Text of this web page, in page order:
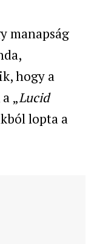
manapság
hogy a
„Lucid
lopta a